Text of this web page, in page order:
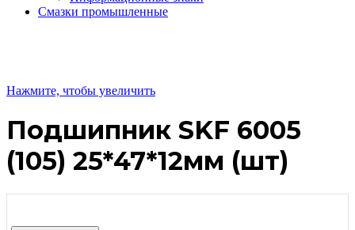
Смазки промышленные
Нажмите, чтобы увеличить
Подшипник SKF 6005
(105) 25*47*12мм (шт)